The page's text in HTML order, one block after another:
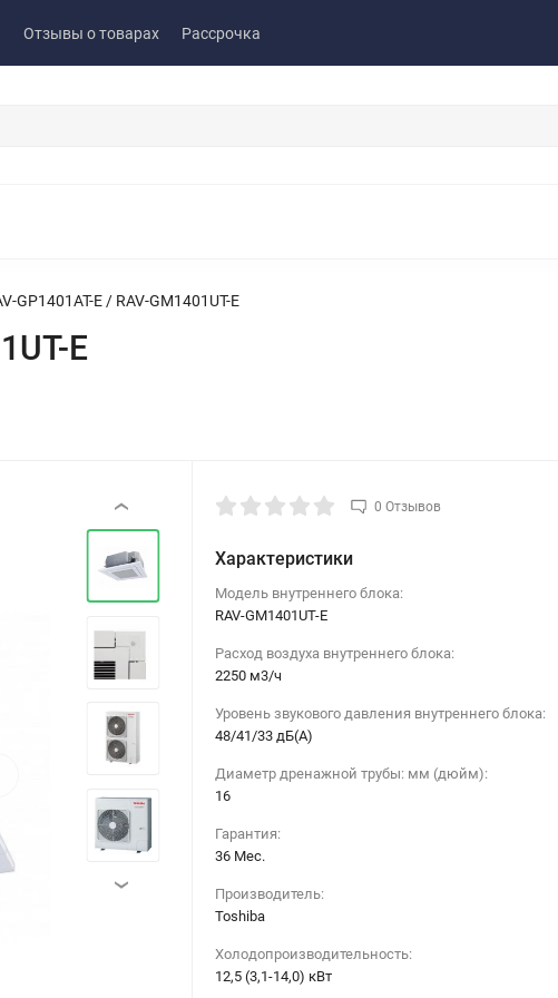
Отзывы о товарах Рассрочка
GP1401AT-E / RAV-GM1401UT-E
E
‹
›
0 Отзывов
Характеристики
Модель внутреннего блока:
RAV-GM1401UT-E
Расход воздуха внутреннего блока:
2250 м3/ч
Уровень звукового давления внутреннего блока:
48/41/33 дБ(А)
Диаметр дренажной трубы: мм (дюйм):
16
Гарантия:
36 Мес.
Производитель:
Toshiba
Холодопроизводительность:
12,5 (3,1-14,0) кВт